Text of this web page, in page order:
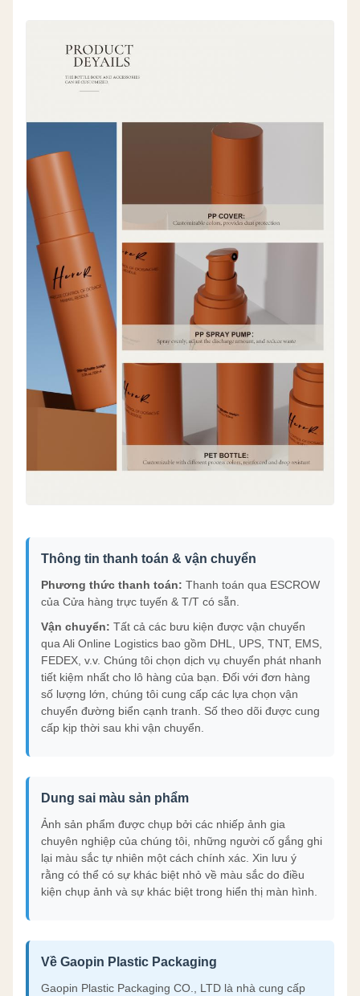
Thông tin thanh toán & vận chuyển
Phương thức thanh toán: Thanh toán qua ESCROW
của Cửa hàng trực tuyến & T/T có sẵn.
Vận chuyển: Tất cả các bưu kiện được vận chuyển
qua Ali Online Logistics bao gồm DHL, UPS, TNT, EMS,
FEDEX, v.v. Chúng tôi chọn dịch vụ chuyển phát nhanh
tiết kiệm nhất cho lô hàng của bạn. Đối với đơn hàng
số lượng lớn, chúng tôi cung cấp các lựa chọn vận
chuyển đường biển cạnh tranh. Số theo dõi được cung
cấp kịp thời sau khi vận chuyển.
Dung sai màu sản phẩm
Ảnh sản phẩm được chụp bởi các nhiếp ảnh gia
chuyên nghiệp của chúng tôi, những người cố gắng ghi
lại màu sắc tự nhiên một cách chính xác. Xin lưu ý
rằng có thể có sự khác biệt nhỏ về màu sắc do điều
kiện chụp ảnh và sự khác biệt trong hiển thị màn hình.
Về Gaopin Plastic Packaging
Gaopin Plastic Packaging CO., LTD là nhà cung cấp